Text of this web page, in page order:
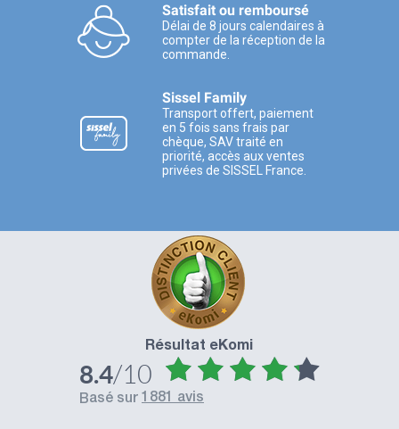
Satisfait ou remboursé
Délai de 8 jours calendaires à
compter de la réception de la
commande.
Sissel Family
Transport offert, paiement
en 5 fois sans frais par
chèque, SAV traité en
priorité, accès aux ventes
privées de SISSEL France.
Résultat eKomi
8.4/10
basé sur 1881 avis